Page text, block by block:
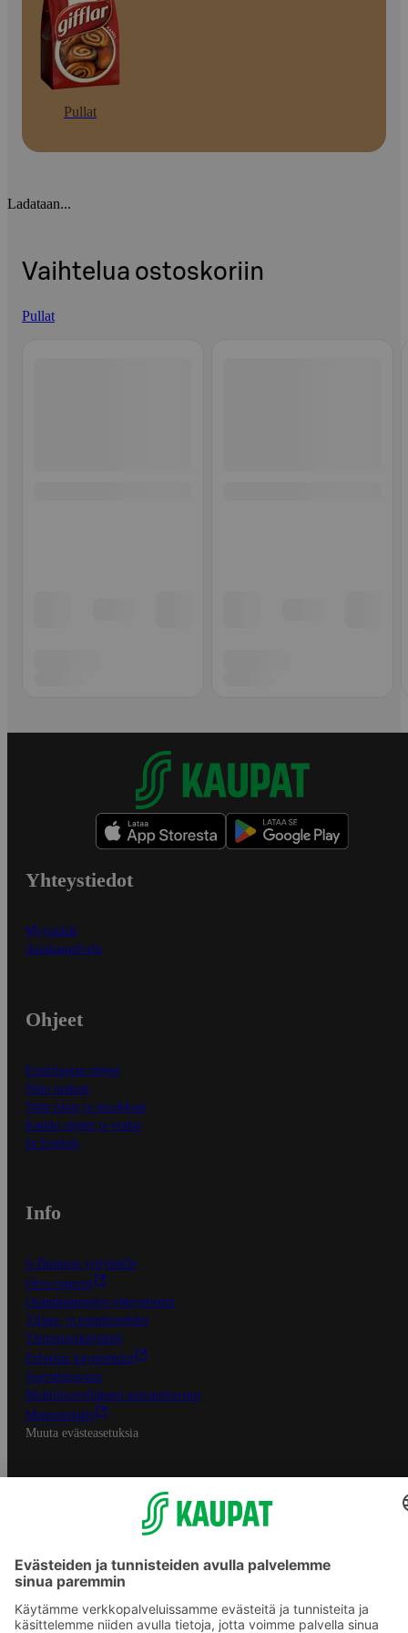
Pullat
Ladataan...
Vaihtelua ostoskoriin
Pullat
Yhteystiedot
Myymälät
Asiakaspalvelu
Ohjeet
Ensitilaajan ohjeet
Näin maksat
Näin tilaat ja muokkaat
Kaikki ohjeet ja vinkit
In English
Info
S-Business yrityksille
Oiva-raportit
Osuuskauppojen yhteystiedot
Tilaus- ja toimitusehdot
Tietosuojakäytäntö
Palvelun käyttöehdot
Saavutettavuus
Mobiilisovelluksen saavutettavuus
Mainostajalle
Muuta evästeasetuksia
S-ryhmän palvelut
Asiakasomistajuus
S-ostoslista -sovellus